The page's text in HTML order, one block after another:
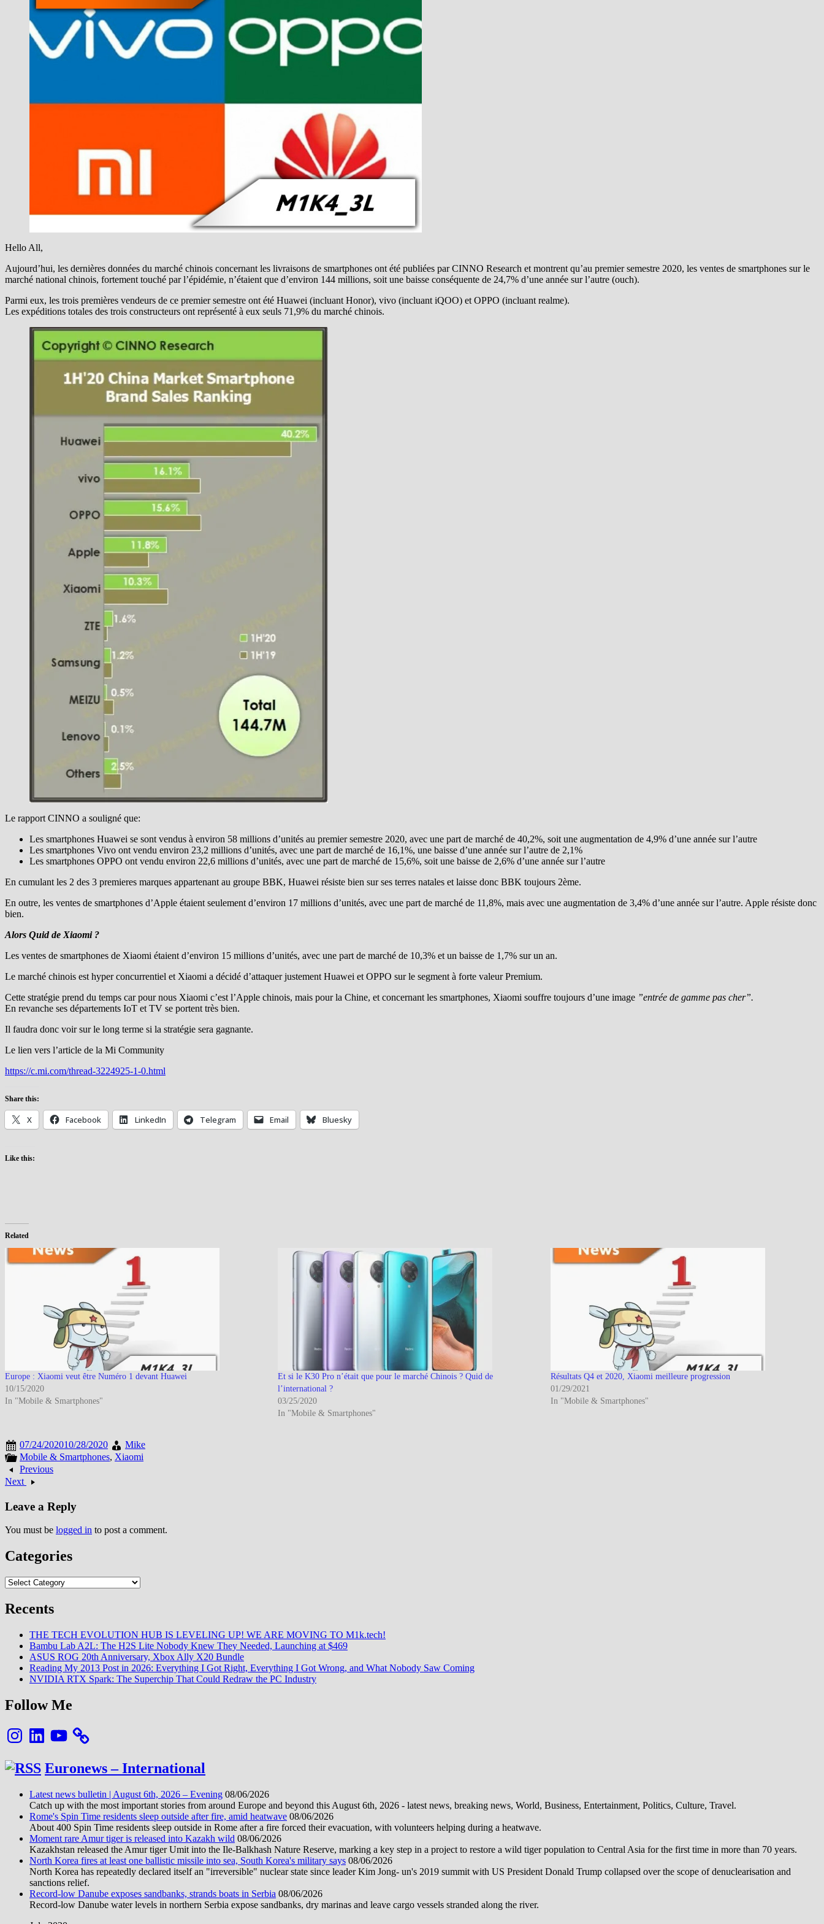
Hello All,
Aujourd’hui, les dernières données du marché chinois concernant les livraisons de smartphones ont été publiées par CINNO Research et montrent qu’au premier semestre 2020, les ventes de smartphones sur le
marché national chinois, fortement touché par l’épidémie, n’étaient que d’environ 144 millions, soit une baisse conséquente de 24,7% d’une année sur l’autre (ouch).
Parmi eux, les trois premières vendeurs de ce premier semestre ont été Huawei (incluant Honor), vivo (incluant iQOO) et OPPO (incluant realme).
Les expéditions totales des trois constructeurs ont représenté à eux seuls 71,9% du marché chinois.
Le rapport CINNO a souligné que:
Les smartphones Huawei se sont vendus à environ 58 millions d’unités au premier semestre 2020, avec une part de marché de 40,2%, soit une augmentation de 4,9% d’une année sur l’autre
Les smartphones Vivo ont vendu environ 23,2 millions d’unités, avec une part de marché de 16,1%, une baisse d’une année sur l’autre de 2,1%
Les smartphones OPPO ont vendu environ 22,6 millions d’unités, avec une part de marché de 15,6%, soit une baisse de 2,6% d’une année sur l’autre
En cumulant les 2 des 3 premieres marques appartenant au groupe BBK, Huawei résiste bien sur ses terres natales et laisse donc BBK toujours 2ème.
En outre, les ventes de smartphones d’Apple étaient seulement d’environ 17 millions d’unités, avec une part de marché de 11,8%, mais avec une augmentation de 3,4% d’une année sur l’autre. Apple résiste donc
bien.
Alors Quid de Xiaomi ?
Les ventes de smartphones de Xiaomi étaient d’environ 15 millions d’unités, avec une part de marché de 10,3% et un baisse de 1,7% sur un an.
Le marché chinois est hyper concurrentiel et Xiaomi a décidé d’attaquer justement Huawei et OPPO sur le segment à forte valeur Premium.
Cette stratégie prend du temps car pour nous Xiaomi c’est l’Apple chinois, mais pour la Chine, et concernant les smartphones, Xiaomi souffre toujours d’une image ”entrée de gamme pas cher”.
En revanche ses départements IoT et TV se portent très bien.
Il faudra donc voir sur le long terme si la stratégie sera gagnante.
Le lien vers l’article de la Mi Community
https://c.mi.com/thread-3224925-1-0.html
Share this:
X Facebook LinkedIn Telegram Email Bluesky
Like this:
Related
Europe : Xiaomi veut être Numéro 1 devant Huawei
10/15/2020
In "Mobile & Smartphones"
Et si le K30 Pro n’était que pour le marché Chinois ? Quid de
l’international ?
03/25/2020
In "Mobile & Smartphones"
Résultats Q4 et 2020, Xiaomi meilleure progression
01/29/2021
In "Mobile & Smartphones"
07/24/202010/28/2020
Mike
Mobile & Smartphones, Xiaomi
Previous
Next
Leave a Reply
You must be logged in to post a comment.
Categories
Categories
Recents
THE TECH EVOLUTION HUB IS LEVELING UP! WE ARE MOVING TO M1k.tech!
Bambu Lab A2L: The H2S Lite Nobody Knew They Needed, Launching at $469
ASUS ROG 20th Anniversary, Xbox Ally X20 Bundle
Reading My 2013 Post in 2026: Everything I Got Right, Everything I Got Wrong, and What Nobody Saw Coming
NVIDIA RTX Spark: The Superchip That Could Redraw the PC Industry
Follow Me
InstagramLinkedInYouTube
Euronews – International
Latest news bulletin | August 6th, 2026 – Evening 08/06/2026
Catch up with the most important stories from around Europe and beyond this August 6th, 2026 - latest news, breaking news, World, Business, Entertainment, Politics, Culture, Travel.
Rome's Spin Time residents sleep outside after fire, amid heatwave 08/06/2026
About 400 Spin Time residents sleep outside in Rome after a fire forced their evacuation, with volunteers helping during a heatwave.
Moment rare Amur tiger is released into Kazakh wild 08/06/2026
Kazakhstan released the Amur tiger Umit into the Ile-Balkhash Nature Reserve, marking a key step in a project to restore a wild tiger population to Central Asia for the first time in more than 70 years.
North Korea fires at least one ballistic missile into sea, South Korea's military says 08/06/2026
North Korea has repeatedly declared itself an "irreversible" nuclear state since leader Kim Jong- un's 2019 summit with US President Donald Trump collapsed over the scope of denuclearisation and
sanctions relief.
Record-low Danube exposes sandbanks, strands boats in Serbia 08/06/2026
Record-low Danube water levels in northern Serbia expose sandbanks, dry marinas and leave cargo vessels stranded along the river.